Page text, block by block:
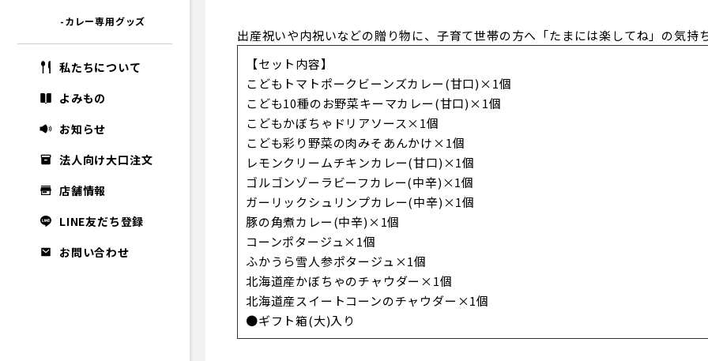
-カレー専用グッズ
私たちについて
よみもの
お知らせ
法人向け大口注文
店舗情報
LINE友だち登録
お問い合わせ
出産祝いや内祝いなどの贈り物に、子育て世帯の方へ「たまには楽してね」の気持
【セット内容】
こどもトマトポークビーンズカレー(甘口)×1個
こども10種のお野菜キーマカレー(甘口)×1個
こどもかぼちゃドリアソース×1個
こども彩り野菜の肉みそあんかけ×1個
レモンクリームチキンカレー(甘口)×1個
ゴルゴンゾーラビーフカレー(中辛)×1個
ガーリックシュリンプカレー(中辛)×1個
豚の角煮カレー(中辛)×1個
コーンポタージュ×1個
ふかうら雪人参ポタージュ×1個
北海道産かぼちゃのチャウダー×1個
北海道産スイートコーンのチャウダー×1個
●ギフト箱(大)入り